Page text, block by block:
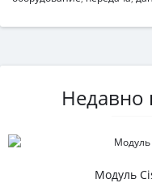
Недавно
Модуль